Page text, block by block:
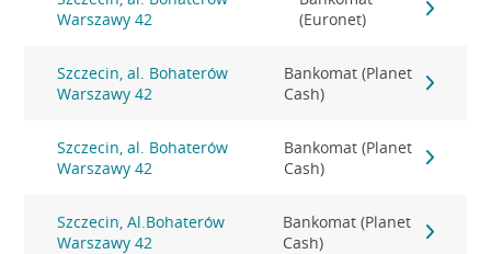
Warszawy 42
(Euronet)
Szczecin, al. Bohaterów
Warszawy 42
Bankomat (Planet
Cash)
Szczecin, al. Bohaterów
Warszawy 42
Bankomat (Planet
Cash)
Szczecin, Al.Bohaterów
Warszawy 42
Bankomat (Planet
Cash)